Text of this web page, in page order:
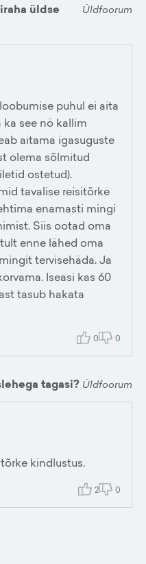
üldse
Üldfoorum
puhul ei aita
ka see nö kallim
aitama igasuguste
olema sõlmitud
ostetud).
tavalise reisitõrke
enamasti mingi
Siis ootad oma
enne lähed oma
tervisehäda. Ja
Iseasi kas 60
tasub hakata
0 0
tagasi? Üldfoorum
kindlustus.
2 0